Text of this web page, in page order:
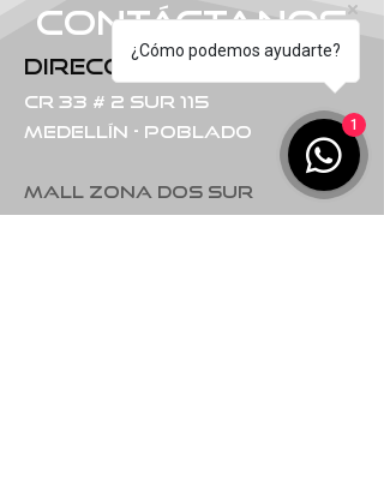
Contáctanos
Dirección
Cr 33 # 2 Sur 115
Medellín - Poblado
Mall zona dos sur
¿Cómo podemos ayudarte?
1